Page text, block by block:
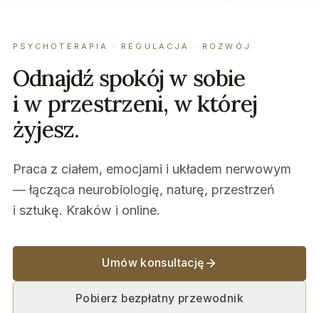
PSYCHOTERAPIA · REGULACJA · ROZWÓJ
Odnajdź spokój w sobie
i w przestrzeni, w której
żyjesz.
Praca z ciałem, emocjami i układem nerwowym
— łącząca neurobiologię, naturę, przestrzeń
i sztukę. Kraków i online.
Umów konsultację
Pobierz bezpłatny przewodnik